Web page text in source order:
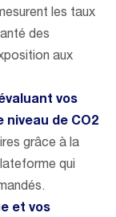
les taux
des
aux
vos
de CO2
grâce à la
qui
et vos